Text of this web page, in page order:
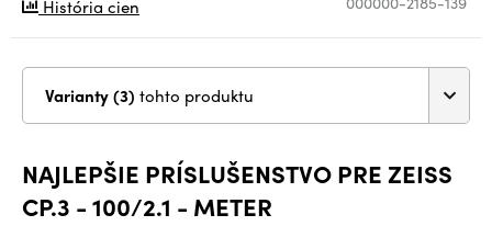
História cien
Varianty (3) tohto produktu
NAJLEPŠIE PRÍSLUŠENSTVO PRE ZEISS
CP.3 - 100/2.1 - METER